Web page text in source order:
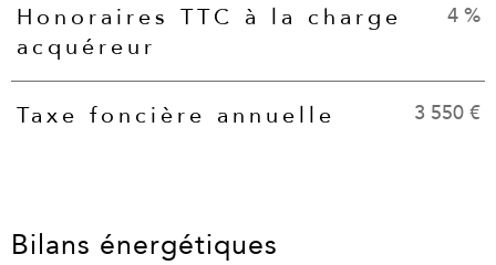
Honoraires TTC à la charge
acquéreur
4 %
Taxe foncière annuelle 3 550 €
Bilans énergétiques